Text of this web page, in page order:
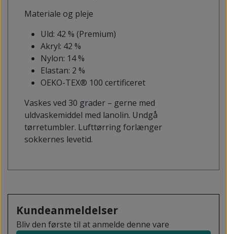
Materiale og pleje
Uld: 42 % (Premium)
Akryl: 42 %
Nylon: 14 %
Elastan: 2 %
OEKO-TEX® 100 certificeret
Vaskes ved 30 grader – gerne med
uldvaskemiddel med lanolin. Undgå
tørretumbler. Lufttørring forlænger
sokkernes levetid.
Kundeanmeldelser
Bliv den første til at anmelde denne vare